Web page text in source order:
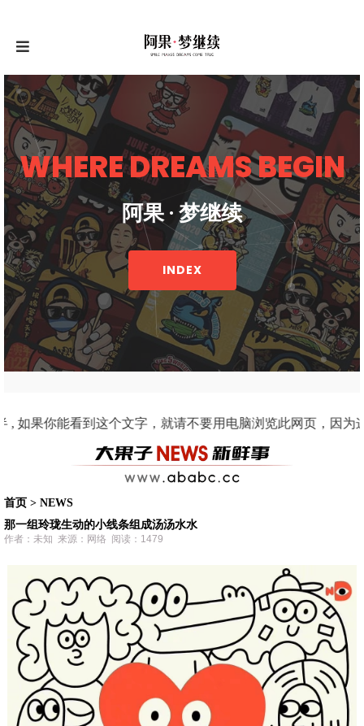
这个文字，就请不要用电脑浏览此网页，因为这是手机适配
首页 > NEWS
那一组玲珑生动的小线条组成汤汤水水
作者：未知 来源：网络 阅读：1479